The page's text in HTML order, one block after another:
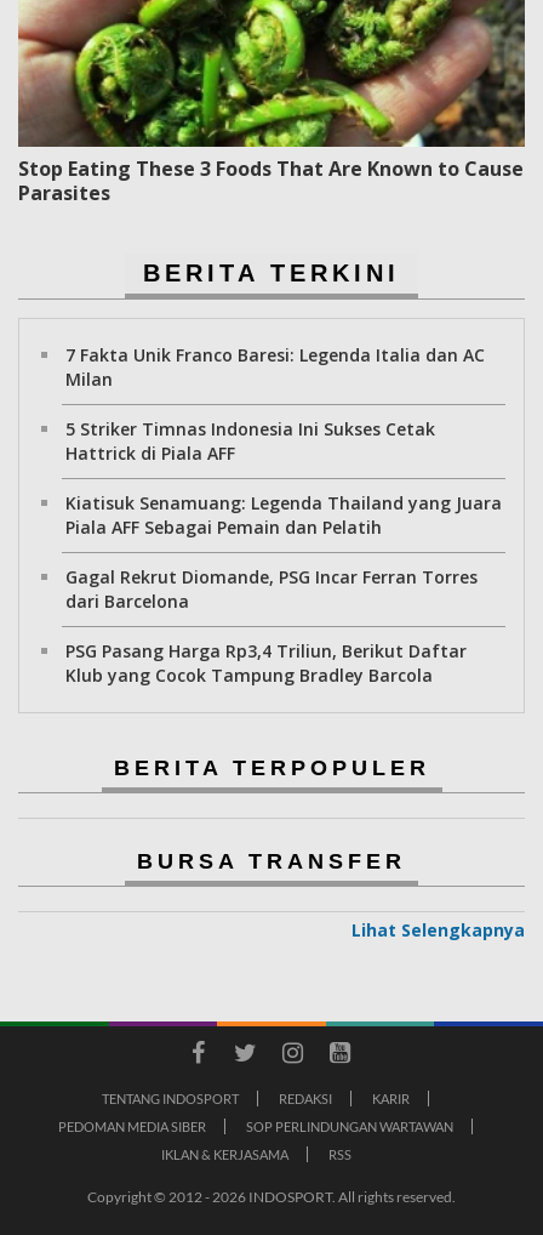
Stop Eating These 3 Foods That Are Known to Cause
Parasites
BERITA TERKINI
7 Fakta Unik Franco Baresi: Legenda Italia dan AC
Milan
5 Striker Timnas Indonesia Ini Sukses Cetak
Hattrick di Piala AFF
Kiatisuk Senamuang: Legenda Thailand yang Juara
Piala AFF Sebagai Pemain dan Pelatih
Gagal Rekrut Diomande, PSG Incar Ferran Torres
dari Barcelona
PSG Pasang Harga Rp3,4 Triliun, Berikut Daftar
Klub yang Cocok Tampung Bradley Barcola
BERITA TERPOPULER
BURSA TRANSFER
Lihat Selengkapnya
TENTANG INDOSPORT REDAKSI
KARIR
PEDOMAN MEDIA SIBER
SOP PERLINDUNGAN WARTAWAN
IKLAN & KERJASAMA
RSS
Copyright © 2012 - 2026 INDOSPORT. All rights reserved.